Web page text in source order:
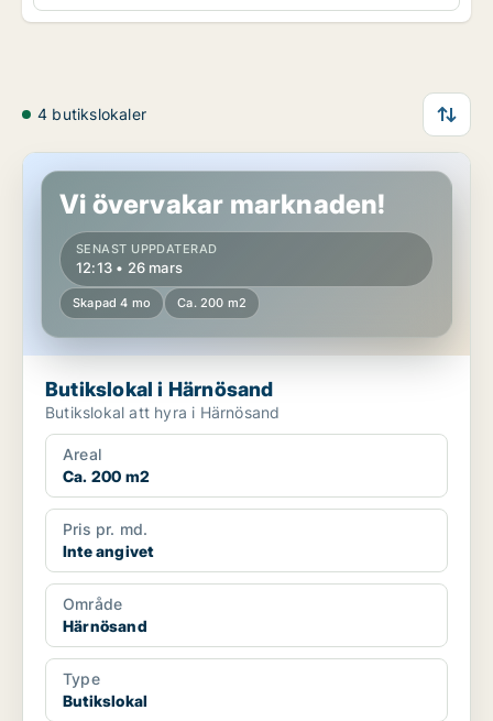
4 butikslokaler
Butikslokal i Härnösand
Vi övervakar marknaden!
SENAST UPPDATERAD
12:13 • 26 mars
Skapad 4 mo Ca. 200 m2
Butikslokal i Härnösand
Butikslokal att hyra i Härnösand
Areal
Ca. 200 m2
Pris pr. md.
Inte angivet
Område
Härnösand
Type
Butikslokal